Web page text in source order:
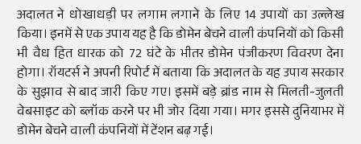
अदालत ने धोखाधड़ी पर लगाम लगाने के लिए 14 उपायों का उल्लेख
किया। इनमें से एक उपाय यह है कि डोमेन बेचने वाली कंपनियों को किसी
भी वैध हित धारक को 72 घंटे के भीतर डोमेन पंजीकरण विवरण देना
होगा। रॉयटर्स ने अपनी रिपोर्ट में बताया कि अदालत के यह उपाय सरकार
के सुझाव से बाद जारी किए गए। इसमें बड़े ब्रांड नाम से मिलती-जुलती
वेबसाइट को ब्लॉक करने पर भी जोर दिया गया। मगर इससे दुनियाभर में
डोमेन बेचने वाली कंपनियों में टेंशन बढ़ गई।